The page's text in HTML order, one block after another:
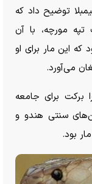
توضیح داد که
مورچه، با آن
که این مار برای او
می‌آورد.
برکت برای جامعه
سنتی هندو و
بود.